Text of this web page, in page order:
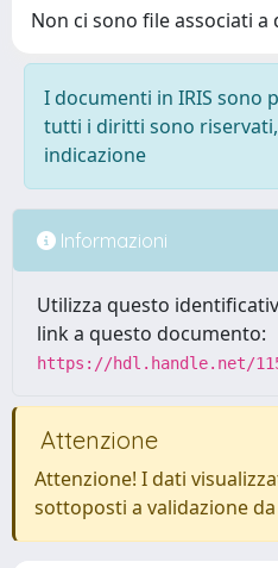
Non ci sono file associati
I documenti in IRIS sono
tutti i diritti sono
indicazione
Informazioni
Utilizza questo
link a questo documento:
https://hdl.handle.net/
Attenzione
Attenzione! I dati
sottoposti a validazione